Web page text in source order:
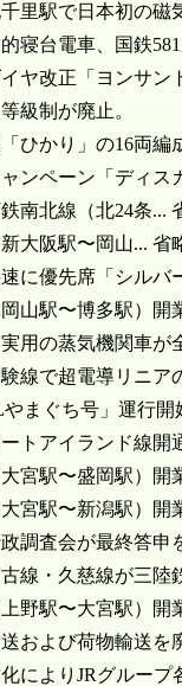
里駅で日本初の磁
寝台電車、国鉄
ヤ改正「ヨンサン
級制が廃止。
ひかり」の16両編
ンペーン「ディス
南北線（北24条 ...
大阪駅〜岡山... 省
に優先席「シルバ
山駅〜博多駅）開
用の蒸気機関車が
線で超電導リニア
やまぐち号」運行開
トアイランド線開
宮駅〜盛岡駅）開
宮駅〜新潟駅）開
調査会が最終答申
線・久慈線が三陸
野駅〜大宮駅）開
および荷物輸送を
によりJRグループ